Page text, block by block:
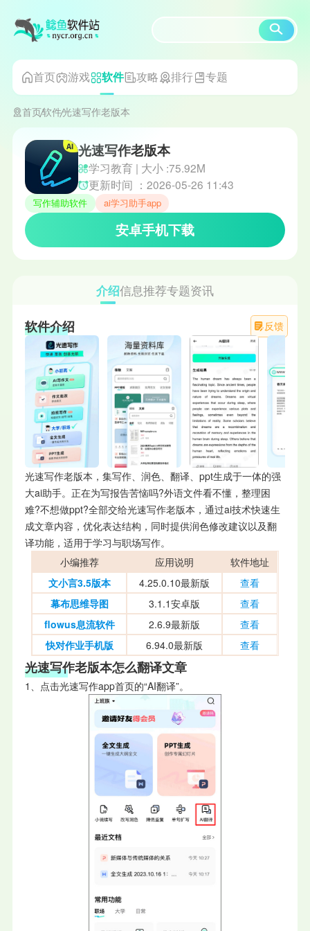
首页 游戏 软件 攻略 排行 专题
首页软件光速写作老版本
光速写作老版本
学习教育 | 大小 :75.92M
更新时间 ：2026-05-26 11:43
写作辅助软件 ai学习助手app
安卓手机下载
介绍信息推荐专题资讯
反馈
软件介绍
光速写作老版本，集写作、润色、翻译、ppt生成于一体的强
大ai助手。正在为写报告苦恼吗?外语文件看不懂，整理困
难?不想做ppt?全部交给光速写作老版本，通过ai技术快速生
成文章内容，优化表达结构，同时提供润色修改建议以及翻
译功能，适用于学习与职场写作。
小编推荐
应用说明
软件地址
文小言3.5版本
4.25.0.10最新版
查看
幕布思维导图
3.1.1安卓版
查看
flowus息流软件
2.6.9最新版
查看
快对作业手机版
6.94.0最新版 查看
光速写作老版本怎么翻译文章
1、点击光速写作app首页的“AI翻译”。